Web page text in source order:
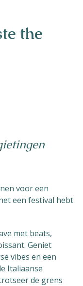
the
voor een
een festival hebt
met beats,
Geniet
vibes en een
Italiaanse
de grens